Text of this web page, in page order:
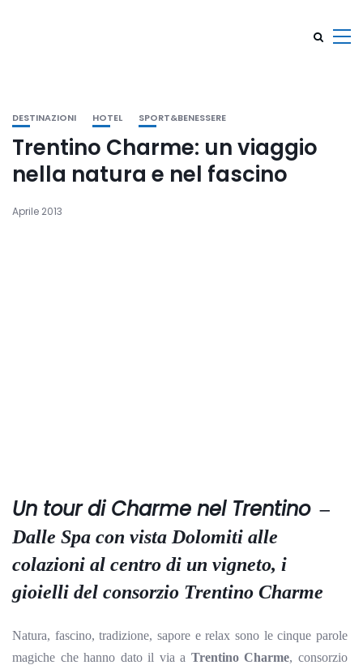
DESTINAZIONI HOTEL SPORT&BENESSERE
Trentino Charme: un viaggio
nella natura e nel fascino
Aprile 2013
Un tour di Charme nel Trentino–
Dalle Spa con vista Dolomiti alle
colazioni al centro di un vigneto, i
gioielli del consorzio Trentino Charme
Natura, fascino, tradizione, sapore e relax sono le cinque parole
magiche che hanno dato il via a Trentino Charme, consorzio